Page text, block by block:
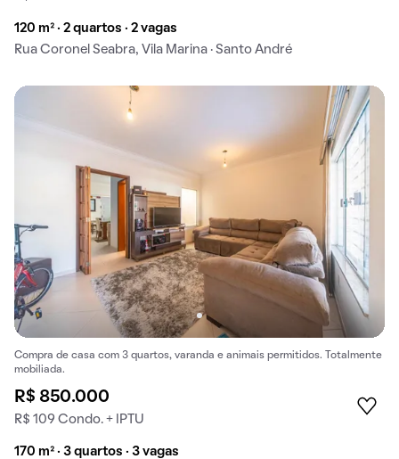
120 m² · 2 quartos · 2 vagas
Rua Coronel Seabra, Vila Marina · Santo André
Compra de casa com 3 quartos, varanda e animais permitidos. Totalmente
mobiliada.
R$ 850.000
R$ 109 Condo. + IPTU
170 m² · 3 quartos · 3 vagas